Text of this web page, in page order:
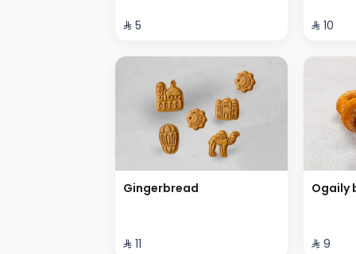
⁨⁦‪‬ 5⁩ ⁨⁦‪‬ 10⁩
Gingerbread
⁨⁦‪‬ 11⁩
Ogaily
⁨⁦‪‬ 9⁩